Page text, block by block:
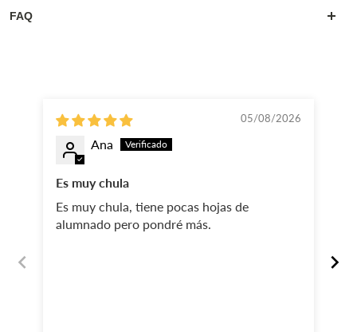
FAQ
05/08/2026
Ana
Es muy chula
Es muy chula, tiene pocas hojas de
alumnado pero pondré más.